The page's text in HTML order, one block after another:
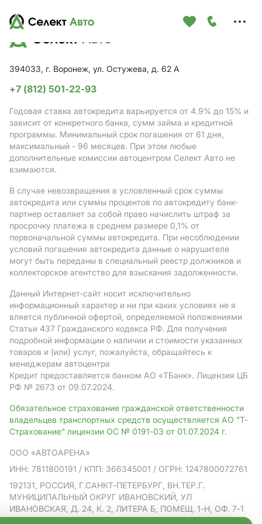
394033, г. Воронеж, ул. Остужева, д. 62 А
+7 (812) 501-22-93
Годовая ставка автокредита варьируется от 4.9% до 15% и
зависит от конкретного банка, сумм займа и кредитной
программы. Минимальный срок погашения от 61 дня,
максимальный - 96 месяцев. При этом любые
дополнительные комиссии автоцентром Селект Авто не
взимаются.
В случае невозвращения в условленный срок суммы
автокредита или суммы процентов по автокредиту банк-
партнер оставляет за собой право начислить штраф за
просрочку платежа в среднем размере 0,1% от
первоначальной суммы автокредита. При несоблюдении
условий погашения автокредита данные о нарушителе
могут быть переданы в специальный реестр должников и
коллекторское агентство для взыскания задолженности.
Данный Интернет-сайт носит исключительно
информационный характер и ни при каких условиях не я
вляется публичной офертой, определяемой положениями
Статьи 437 Гражданского кодекса РФ. Для получения
подробной информации о наличии и стоимости указанных
товаров и (или) услуг, пожалуйста, обращайтесь к
менеджерам автоцентра
Кредит предоставляется банком АO «ТБанк». Лицензия ЦБ
РФ № 2673 от 09.07.2024.
Обязательное страхование гражданской ответственности
владельцев транспортных средств осуществляется АО "Т-
Страхование" лицензии ОС № 0191-03 от 01.07.2024 г.
ООО «АВТОАРЕНА»
ИНН: 7811800191 / КПП: 366345001 / ОГРН: 1247800072761
192131, РОССИЯ, Г.САНКТ-ПЕТЕРБУРГ, ВН.ТЕР.Г.
МУНИЦИПАЛЬНЫЙ ОКРУГ ИВАНОВСКИЙ, УЛ
ИВАНОВСКАЯ, Д. 24, К. 2, ЛИТЕРА Б, ПОМЕЩ. 1-Н, ОФ. 7-1